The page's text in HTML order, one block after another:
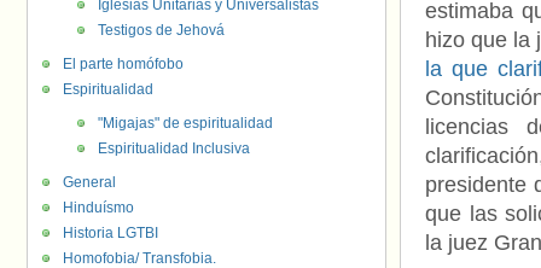
estimaba
hizo que la
la que
licencias
presidente
que las
la juez
Iglesias Unitarias y Universalistas
Testigos de Jehová
El parte homófobo
Espiritualidad
"Migajas" de espiritualidad
Espiritualidad Inclusiva
General
Hinduísmo
Historia LGTBI
Homofobia/ Transfobia.